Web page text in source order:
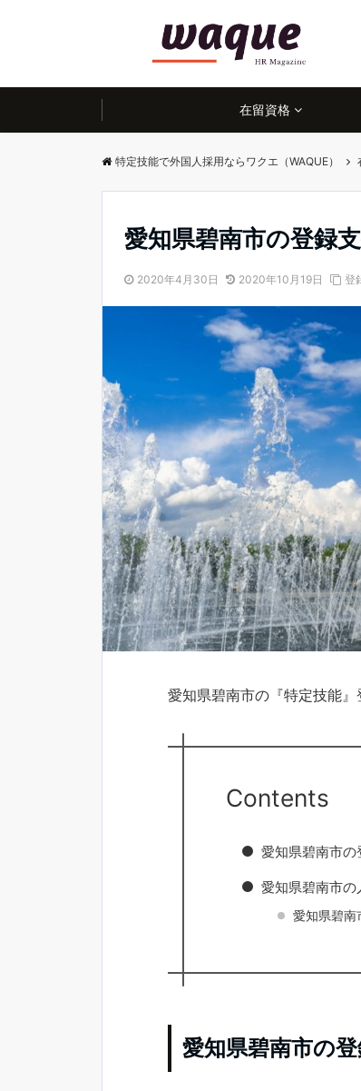
在留資格
特定技能で外国人採用ならワクエ（WAQUE）
愛知県碧南市の登録
2020年4月30日 2020年10月19日 登
愛知県碧南市の『特定技能』
Contents
愛知県碧南市の
愛知県碧南市の
愛知県碧南
愛知県碧南市の